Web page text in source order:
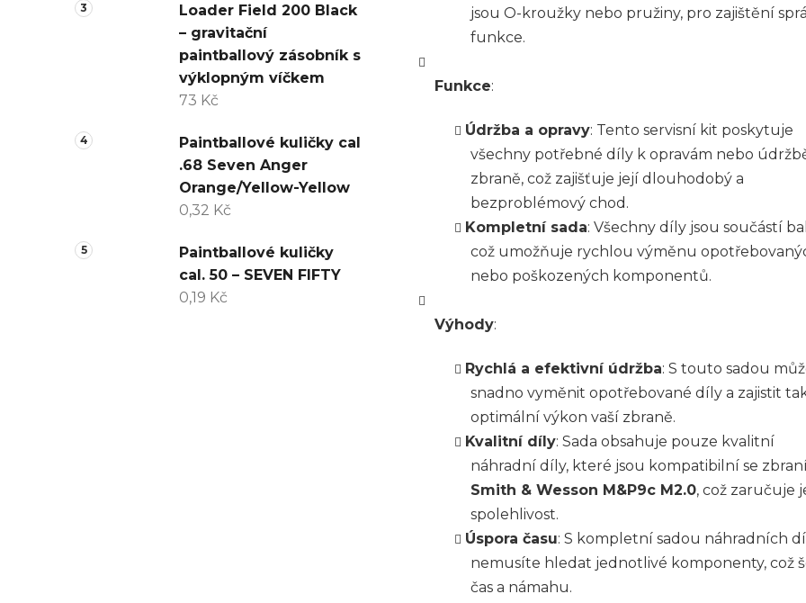
Loader Field 200 Black
– gravitační
paintballový zásobník s
výklopným víčkem
73 Kč
Paintballové kuličky cal
.68 Seven Anger
Orange/Yellow-Yellow
0,32 Kč
Paintballové kuličky
cal. 50 – SEVEN FIFTY
0,19 Kč
jsou O-kroužky nebo pružiny, pro zajištění
funkce.
Funkce:
Údržba a opravy: Tento servisní kit poskytuje
všechny potřebné díly k opravám nebo
zbraně, což zajišťuje její dlouhodobý a
bezproblémový chod.
Kompletní sada: Všechny díly jsou součástí
což umožňuje rychlou výměnu
nebo poškozených komponentů.
Výhody:
Rychlá a efektivní údržba: S touto sadou
snadno vyměnit opotřebované díly a zajistit
optimální výkon vaší zbraně.
Kvalitní díly: Sada obsahuje pouze kvalitní
náhradní díly, které jsou kompatibilní se
Smith & Wesson M&P9c M2.0, což zaručuje
spolehlivost.
Úspora času: S kompletní sadou náhradních
nemusíte hledat jednotlivé komponenty, což
čas a námahu.